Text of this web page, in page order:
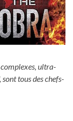
ultra-
sont tous des chefs-